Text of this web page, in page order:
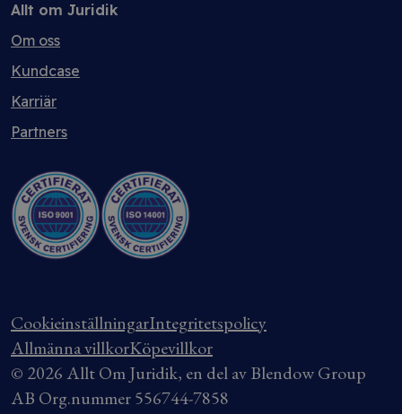
Allt om Juridik
Om oss
Kundcase
Karriär
Partners
CookieinställningarIntegritetspolicy
Allmänna villkorKöpevillkor
© 2026 Allt Om Juridik, en del av Blendow Group
AB Org.nummer 556744-7858